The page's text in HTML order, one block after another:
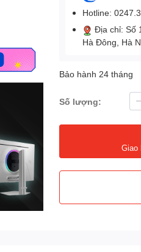
Hotline:
Địa chỉ: Số
Hà Đông, Hà
Bảo hành 24 tháng
Số lượng:
Giao